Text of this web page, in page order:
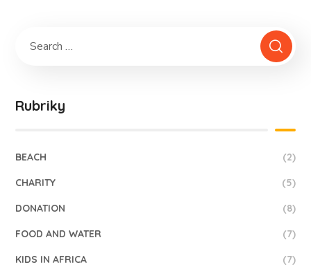
Rubriky
BEACH (2)
CHARITY (5)
DONATION (8)
FOOD AND WATER (7)
KIDS IN AFRICA (7)